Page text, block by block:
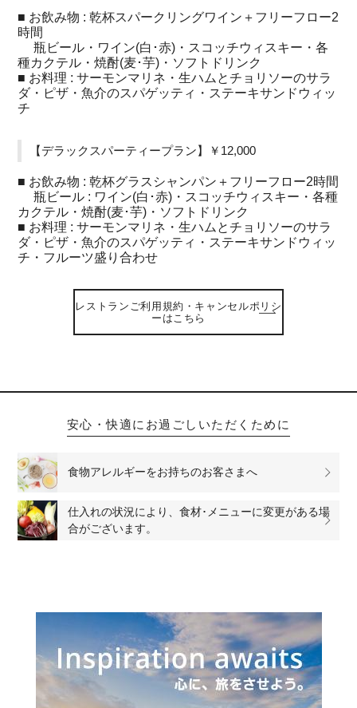
■ お飲み物 : 乾杯スパークリングワイン＋フリーフロー2
時間
瓶ビール・ワイン(白･赤)・スコッチウィスキー・各
種カクテル・焼酎(麦･芋)・ソフトドリンク
■ お料理 : サーモンマリネ・生ハムとチョリソーのサラ
ダ・ピザ・魚介のスパゲッティ・ステーキサンドウィッ
チ
【デラックスパーティープラン】￥12,000
■ お飲み物 : 乾杯グラスシャンパン＋フリーフロー2時間
瓶ビール : ワイン(白･赤)・スコッチウィスキー・各種
カクテル・焼酎(麦･芋)・ソフトドリンク
■ お料理 : サーモンマリネ・生ハムとチョリソーのサラ
ダ・ピザ・魚介のスパゲッティ・ステーキサンドウィッ
チ・フルーツ盛り合わせ
レストランご利用規約・キャンセルポリシ
ーはこちら
安心・快適にお過ごしいただくために
食物アレルギーをお持ちのお客さまへ
仕入れの状況により、食材･メニューに変更がある場
合がございます。